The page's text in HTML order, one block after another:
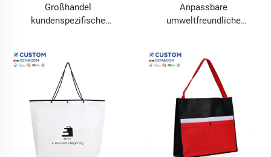
Großhandel
kundenspezifische
wiederverwendbare Einkaufs-
und Geschenktasche,
personalisiert, ideal für den
täglichen Gebrauch und
Anpassbare
umweltfreundliche
Einkaufstasche, organische
schlichte Gestaltung für
Bastelarbeiten, Kerzen,
personalisiert